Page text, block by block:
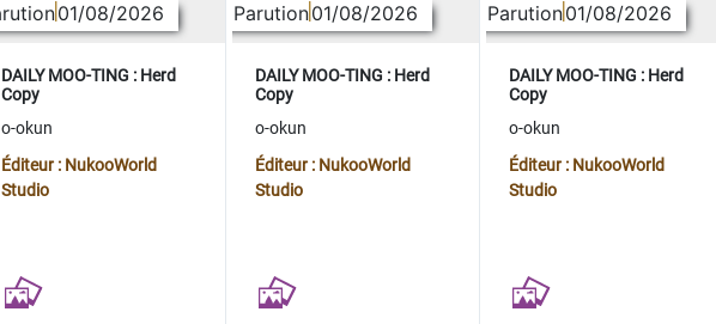
01/08/2026
DAILY MOO-TING : Herd
Copy
o-okun
Éditeur : NukooWorld
Studio
Parution01/08/2026
DAILY MOO-TING : Herd
Copy
o-okun
Éditeur : NukooWorld
Studio
Parution01/08/2026
DAILY MOO-TING : Herd
Copy
o-okun
Éditeur : NukooWorld
Studio